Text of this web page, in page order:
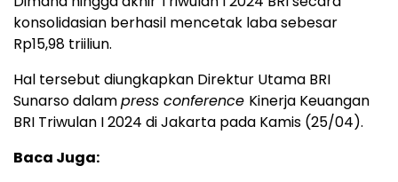
konsolidasian berhasil mencetak laba sebesar
Rp15,98 triiliun.
Hal tersebut diungkapkan Direktur Utama BRI
Sunarso dalampress conference Kinerja Keuangan
BRI Triwulan I 2024 di Jakarta pada Kamis (25/04).
Baca Juga: